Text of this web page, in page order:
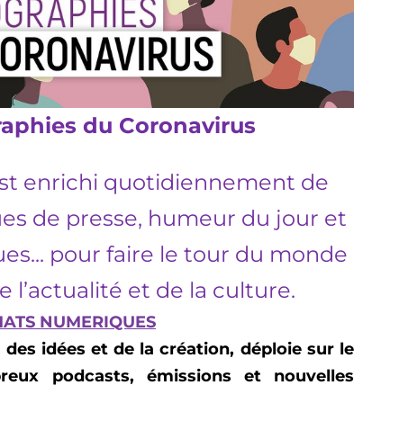
du Coronavirus
enrichi quotidiennement de
de presse, humeur du jour et
... pour faire le tour du monde
l’actualité et de la culture.
NUMERIQUES
des idées et de la création, déploie sur le
podcasts, émissions et nouvelles